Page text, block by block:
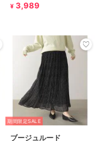
¥ 3,989
期間限定SALE
ブージュルード